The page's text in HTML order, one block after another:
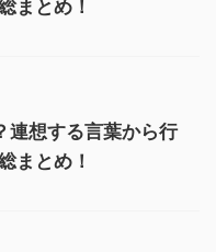
まとめ！
連想する言葉から行
まとめ！